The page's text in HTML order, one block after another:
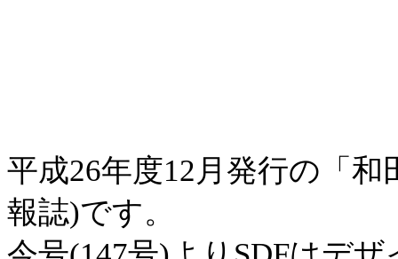
平成26年度12月発行の「
報誌)です。